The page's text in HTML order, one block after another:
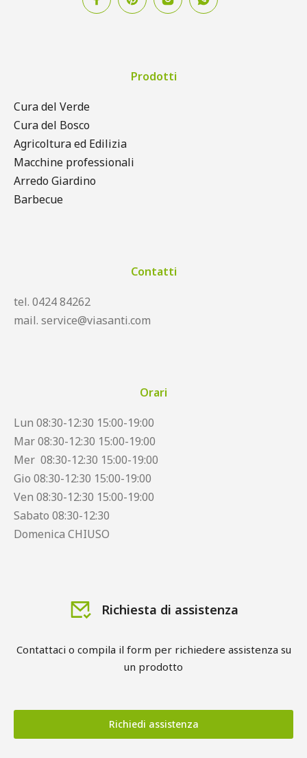
Prodotti
Cura del Verde
Cura del Bosco
Agricoltura ed Edilizia
Macchine professionali
Arredo Giardino
Barbecue
Contatti
tel. 0424 84262
mail. service@viasanti.com
Orari
Lun 08:30-12:30 15:00-19:00
Mar 08:30-12:30 15:00-19:00
Mer 08:30-12:30 15:00-19:00
Gio 08:30-12:30 15:00-19:00
Ven 08:30-12:30 15:00-19:00
Sabato 08:30-12:30
Domenica CHIUSO
Richiesta di assistenza
Contattaci o compila il form per richiedere assistenza su
un prodotto
Richiedi assistenza